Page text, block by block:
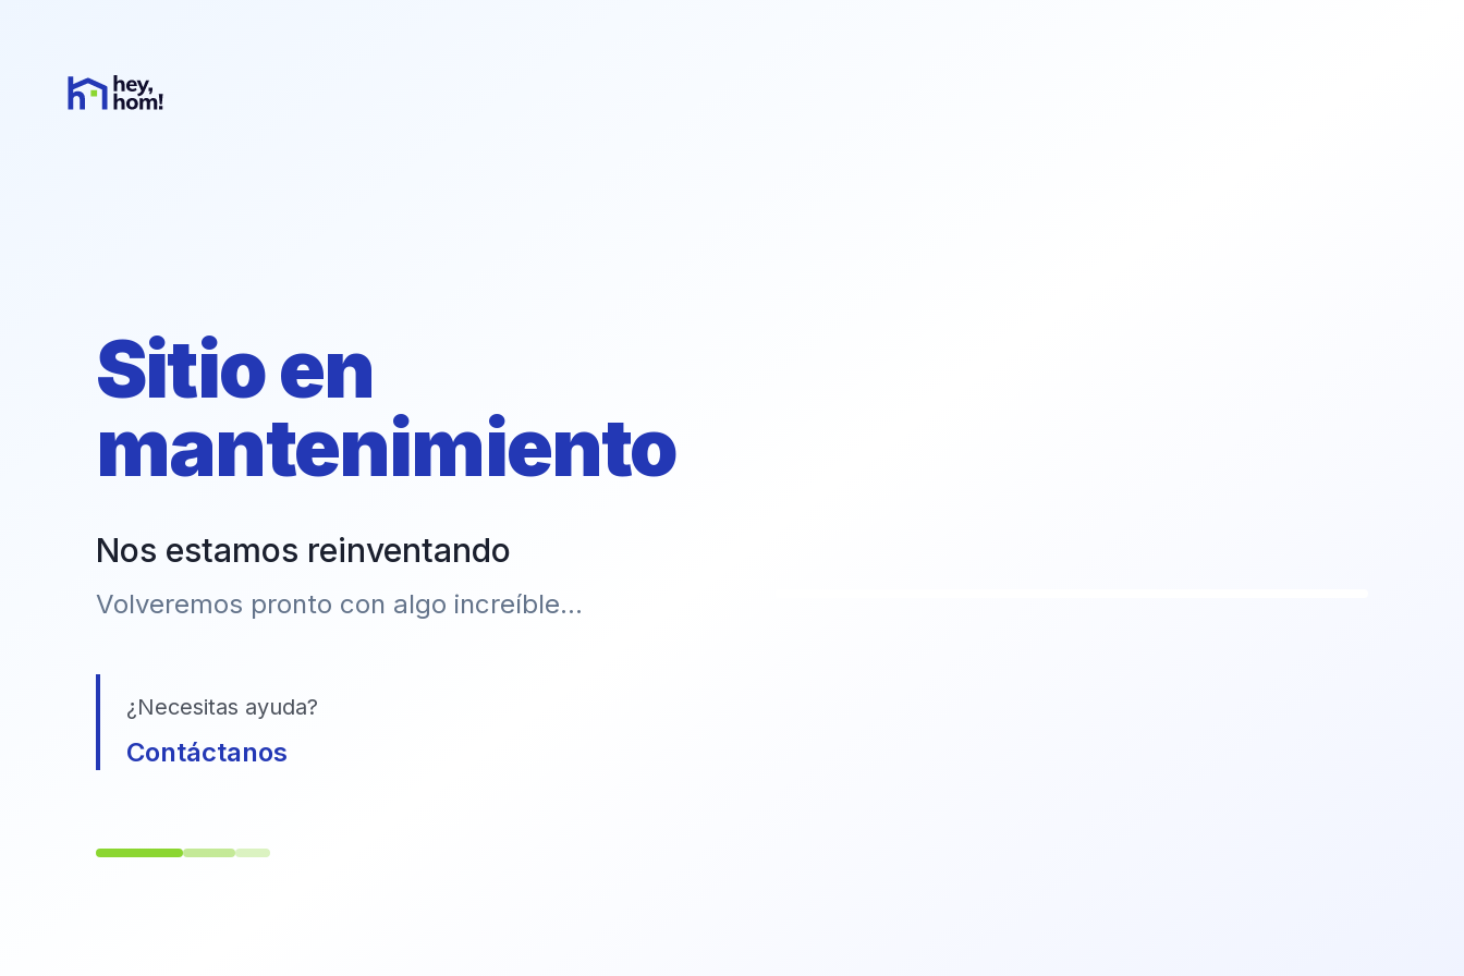
Sitio en
mantenimiento
Nos estamos reinventando
Volveremos pronto con algo increíble...
¿Necesitas ayuda?
Contáctanos